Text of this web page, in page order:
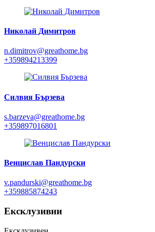
Николай Димитров
n.dimitrov@greathome.bg
+359894213399
Силвия Бързева
s.barzeva@greathome.bg
+359897016801
Венцислав Пандурски
v.pandurski@greathome.bg
+359885874243
Ексклузивни